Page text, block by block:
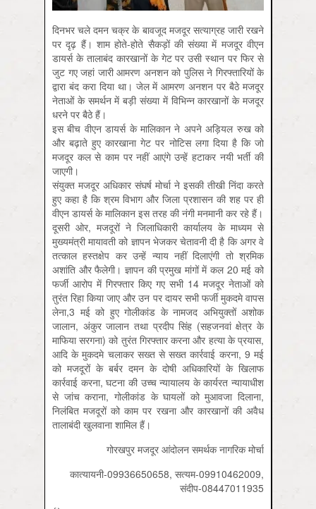
दिनभर चले दमन चक्र के बावजूद मजदूर सत्‍याग्रह जारी रखने
पर दृढ़ हैं। शाम होते-होते सैकड़ों की संख्‍या में मजदूर वीएन
डायर्स के तालाबंद कारखानों के गेट पर उसी स्‍थान पर फिर से
जुट गए जहां जारी आमरण अनशन को पुलिस ने गिरफ्तारियों के
द्वारा बंद करा दिया था। जेल में आमरण अनशन पर बैठे मजदूर
नेताओं के समर्थन में बड़ी संख्‍या में विभिन्‍न कारखानों के मजदूर
धरने पर बैठे हैं।
इस बीच वीएन डायर्स के मालिकान ने अपने अड़ि‍यल रुख को
और बढ़ाते हुए कारखाना गेट पर नोटिस लगा दिया है कि जो
मजदूर कल से काम पर नहीं आएंगे उन्‍हें हटाकर नयी भर्ती की
जाएगी।
संयुक्‍त मजदूर अधिकार संघर्ष मोर्चा ने इसकी तीखी निंदा करते
हुए कहा है कि श्रम विभाग और जिला प्रशासन की शह पर ही
वीएन डायर्स के मालिकान इस तरह की नंगी मनमानी कर रहे हैं।
दूसरी ओर, मजदूरों ने जिलाधिकारी कार्यालय के माध्‍यम से
मुख्‍यमंत्री मायावती को ज्ञापन भेजकर चेतावनी दी है कि अगर वे
तत्‍काल हस्‍तक्षेप कर उन्‍हें न्‍याय नहीं दिलाएंगी तो श्रमिक
अशांति और फैलेगी। ज्ञापन की प्रमुख मांगों में कल 20 मई को
फर्जी आरोप में गिरफ्तार किए गए सभी 14 मजदूर नेताओं को
तुरंत रिहा किया जाए और उन पर दायर सभी फर्जी मुकदमे वापस
लेना,3 मई को हुए गोलीकांड के नामजद अभियुक्‍तों अशोक
जालान, अंकुर जालान तथा प्रदीप सिंह (सहजनवां क्षेत्र के
माफिया सरगना) को तुरंत गिरफ्तार करना और हत्‍या के प्रयास,
आदि के मुकदमे चलाकर सख्‍त से सख्‍त कार्रवाई करना, 9 मई
को मजदूरों के बर्बर दमन के दोषी अधिकारियों के खिलाफ
कार्रवाई करना, घटना की उच्‍च न्‍यायालय के कार्यरत न्‍यायाधीश
से जांच कराना, गोलीकांड के घायलों को मुआवजा दिलाना,
निलंबित मजदूरों को काम पर रखना और कारखानों की अवैध
तालाबंदी खुलवाना शामिल हैं।
गोरखपुर मजदूर आंदोलन समर्थक नागरिक मोर्चा
कात्‍यायनी-09936650658, सत्‍यम-09910462009,
संदीप-08447011935